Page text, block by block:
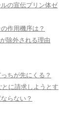
の宣伝プリン体ゼ
作用機序は？
除外される理由
ちが先にくる？
に請求しようとす
らない？